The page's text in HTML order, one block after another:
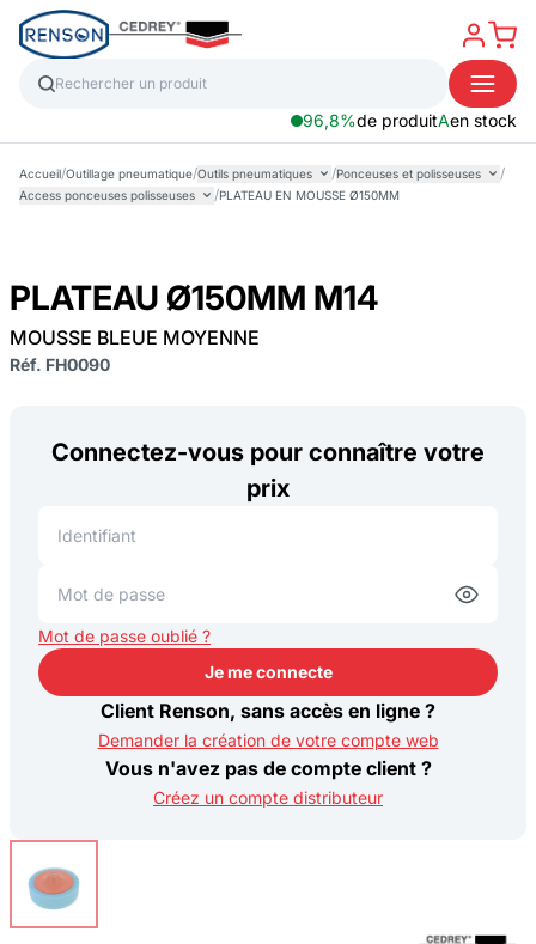
96,8%de produitAen stock
Accueil/Outillage pneumatique/Outils pneumatiques /Ponceuses et polisseuses /
Access ponceuses polisseuses /PLATEAU EN MOUSSE Ø150MM
PLATEAU Ø150MM M14
MOUSSE BLEUE MOYENNE
Réf. FH0090
Connectez-vous pour connaître votre
prix
Mot de passe oublié ?
Je me connecte
Je me connecte
Client Renson, sans accès en ligne ?
Demander la création de votre compte web
Vous n'avez pas de compte client ?
Créez un compte distributeur